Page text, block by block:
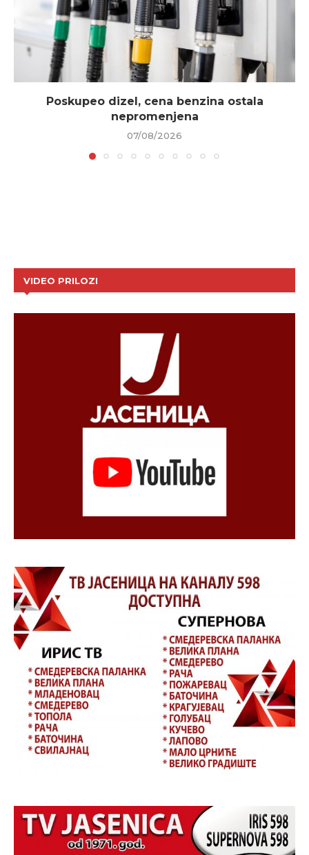
Poskupeo dizel, cena benzina ostala
nepromenjena
07/08/2026
VIDEO PRILOZI